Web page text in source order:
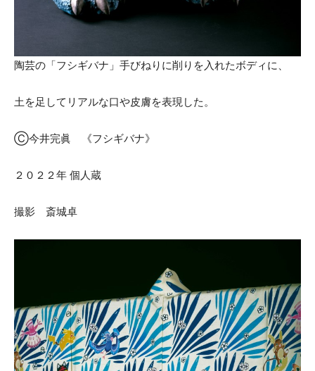
陶芸の「フシギバナ」手びねりに削りを入れたボディに、
土を足してリアルな口や皮膚を表現した。
Ⓒ今井完眞 《フシギバナ》
２０２２年 個人蔵
撮影 斎城卓